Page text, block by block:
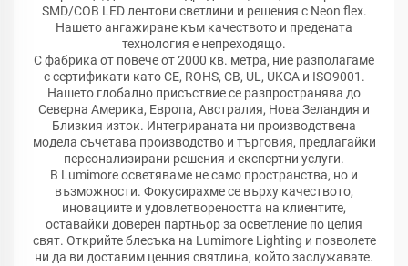
SMD/COB LED лентови светлини и решения с Neon flex.
Нашето ангажиране към качеството и предената
технология е непреходящо.
С фабрика от повече от 2000 кв. метра, ние разполагаме
с сертификати като CE, ROHS, CB, UL, UKCA и ISO9001.
Нашето глобално присъствие се разпространява до
Северна Америка, Европа, Австралия, Нова Зеландия и
Близкия изток. Интегрираната ни производствена
модела съчетава производство и търговия, предлагайки
персонализирани решения и експертни услуги.
В Lumimore осветяваме не само пространства, но и
възможности. Фокусирахме се върху качеството,
иновациите и удовлетвореността на клиентите,
оставайки доверен партньор за осветление по целия
свят. Открийте блесъка на Lumimore Lighting и позволете
ни да ви доставим ценния святлина, който заслужавате.